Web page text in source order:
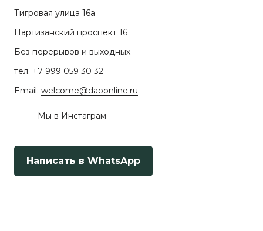
Тигровая улица 16а
Партизанский проспект 16
Без перерывов и выходных
тел. +7 999 059 30 32
Email: welcome@daoonline.ru
Мы в Инстаграм
Написать в WhatsApp